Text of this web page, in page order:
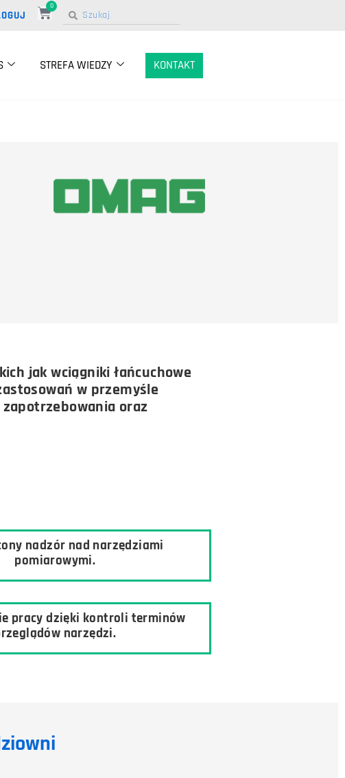
0
STREFA WIEDZY KONTAKT
jak wciągniki łańcuchowe
w przemyśle
oraz
nadzór nad narzędziami
pomiarowymi.
pracy dzięki kontroli terminów
narzędzi.